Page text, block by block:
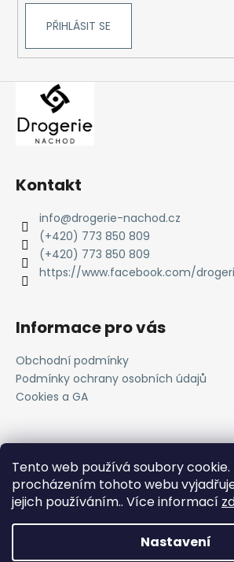
Tento web používá soubory
procházením tohoto webu
jejich používáním.. Více informací
Nastavení
PŘIHLÁSIT SE
Kontakt
info@drogerie-nachod.cz
(+420) 773 850 809
(+420) 773 850 809
https://www.facebook.com/
Informace pro vás
Obchodní podmínky
Podmínky ochrany osobních údajů
Cookies a GA
Novinky
Registrace do VOC systému
11.4.2025